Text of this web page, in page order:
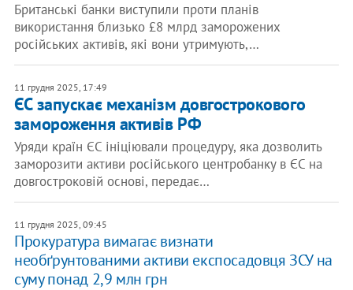
Британські банки виступили проти планів
використання близько £8 млрд заморожених
російських активів, які вони утримують,…
11 грудня 2025, 17:49
ЄС запускає механізм довгострокового
замороження активів РФ
Уряди країн ЄС ініціювали процедуру, яка дозволить
заморозити активи російського центробанку в ЄС на
довгостроковій основі, передає…
11 грудня 2025, 09:45
Прокуратура вимагає визнати
необґрунтованими активи експосадовця ЗСУ на
суму понад 2,9 млн грн